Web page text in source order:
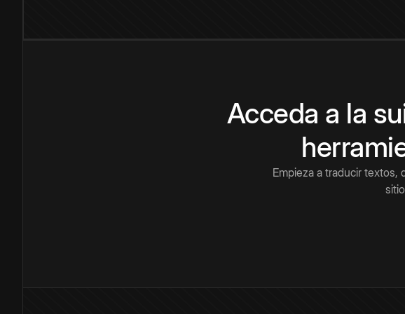
Acceda a la
Empieza a traducir textos,